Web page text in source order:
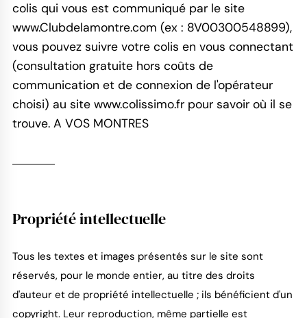
colis qui vous est communiqué par le site
www.Clubdelamontre.com (ex : 8V00300548899),
vous pouvez suivre votre colis en vous connectant
(consultation gratuite hors coûts de
communication et de connexion de l'opérateur
choisi) au site www.colissimo.fr pour savoir où il se
trouve. A VOS MONTRES
Propriété intellectuelle
Tous les textes et images présentés sur le site sont
réservés, pour le monde entier, au titre des droits
d'auteur et de propriété intellectuelle ; ils bénéficient d'un
copyright. Leur reproduction, même partielle est